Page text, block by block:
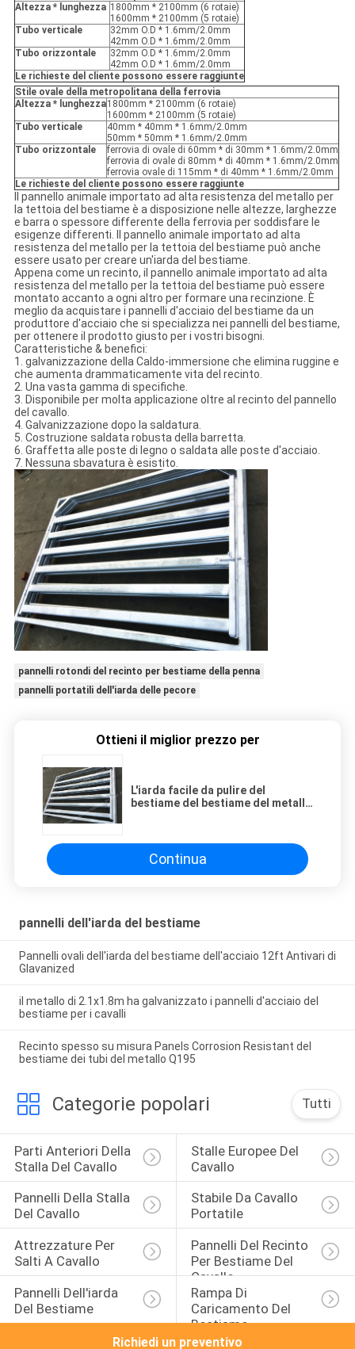
Altezza * lunghezza 1800mm * 2100mm (6 rotaie)
1600mm * 2100mm (5 rotaie)
Tubo verticale
32mm O.D * 1.6mm/2.0mm
42mm O.D * 1.6mm/2.0mm
Tubo orizzontale
32mm O.D * 1.6mm/2.0mm
42mm O.D * 1.6mm/2.0mm
Le richieste del cliente possono essere raggiunte
Stile ovale della metropolitana della ferrovia
Altezza * lunghezza1800mm * 2100mm (6 rotaie)
1600mm * 2100mm (5 rotaie)
Tubo verticale
40mm * 40mm * 1.6mm/2.0mm
50mm * 50mm * 1.6mm/2.0mm
Tubo orizzontale
ferrovia di ovale di 60mm * di 30mm * 1.6mm/2.0mm
ferrovia di ovale di 80mm * di 40mm * 1.6mm/2.0mm
ferrovia ovale di 115mm * di 40mm * 1.6mm/2.0mm
Le richieste del cliente possono essere raggiunte
Il pannello animale importato ad alta resistenza del metallo per
la tettoia del bestiame è a disposizione nelle altezze, larghezze
e barra o spessore differente della ferrovia per soddisfare le
esigenze differenti. Il pannello animale importato ad alta
resistenza del metallo per la tettoia del bestiame può anche
essere usato per creare un'iarda del bestiame.
Appena come un recinto, il pannello animale importato ad alta
resistenza del metallo per la tettoia del bestiame può essere
montato accanto a ogni altro per formare una recinzione. È
meglio da acquistare i pannelli d'acciaio del bestiame da un
produttore d'acciaio che si specializza nei pannelli del bestiame,
per ottenere il prodotto giusto per i vostri bisogni.
Caratteristiche & benefici:
1. galvanizzazione della Caldo-immersione che elimina ruggine e
che aumenta drammaticamente vita del recinto.
2. Una vasta gamma di specifiche.
3. Disponibile per molta applicazione oltre al recinto del pannello
del cavallo.
4. Galvanizzazione dopo la saldatura.
5. Costruzione saldata robusta della barretta.
6. Graffetta alle poste di legno o saldata alle poste d'acciaio.
7. Nessuna sbavatura è esistito.
pannelli rotondi del recinto per bestiame della penna
pannelli portatili dell'iarda delle pecore
Ottieni il miglior prezzo per
L'iarda facile da pulire del
bestiame del bestiame del metallo
Continua
pannelli dell'iarda del bestiame
Pannelli ovali dell'iarda del bestiame dell'acciaio 12ft Antivari di
Glavanized
il metallo di 2.1x1.8m ha galvanizzato i pannelli d'acciaio del
bestiame per i cavalli
Recinto spesso su misura Panels Corrosion Resistant del
bestiame dei tubi del metallo Q195
Categorie popolari Tutti
Parti Anteriori Della
Stalla Del Cavallo
Stalle Europee Del
Cavallo
Pannelli Della Stalla
Del Cavallo
Stabile Da Cavallo
Portatile
Attrezzature Per
Salti A Cavallo
Pannelli Del Recinto
Per Bestiame Del
Cavallo
Pannelli Dell'iarda
Del Bestiame
Rampa Di
Caricamento Del
Bestiame
Richiedi un preventivo